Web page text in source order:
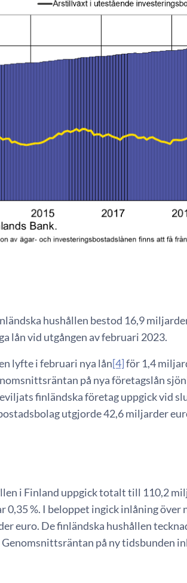
hushållen bestod 16,9
lån vid utgången av februari 2023.
lyfte i februari nya lån[4]för 1,4
på nya företagslån
finländska företag uppgick vid
utgjorde 42,6 miljarder
i Finland uppgick totalt till 110,2
0,35 %. I beloppet ingick inlåning
euro. De finländska hushållen
på ny tidsbunden